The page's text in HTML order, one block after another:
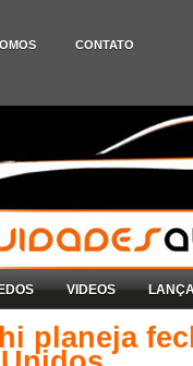
CONTATO
VIDEOS
planeja